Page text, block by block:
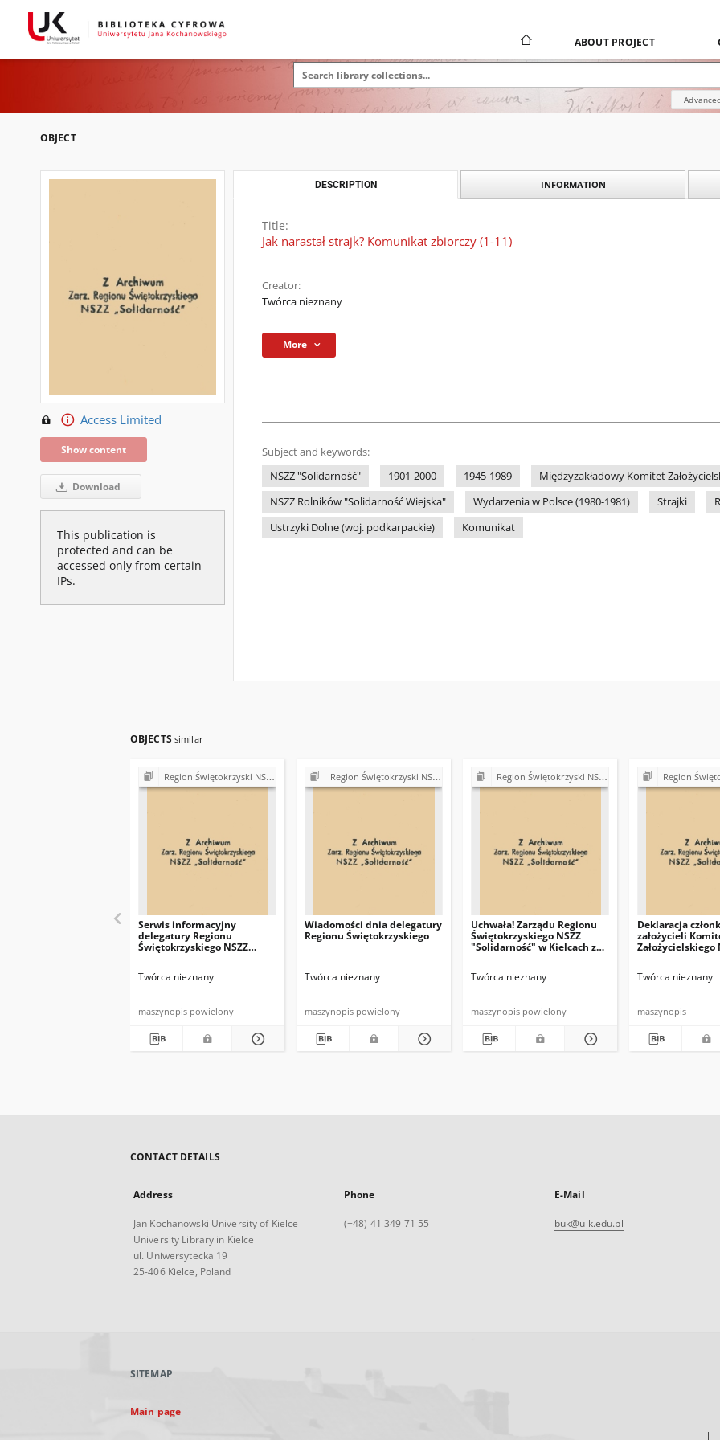
ABOUT PROJECT
OBJECT
Access Limited
Show content
Download
This publication is
protected and can be
accessed only from certain
IPs.
DESCRIPTION INFORMATION
Title:
Jak narastał strajk? Komunikat zbiorczy (1-11)
Creator:
Twórca nieznany
More
Subject and keywords:
NSZZ "Solidarność"
1901-2000 1945-1989
Międzyzakładowy Komitet
NSZZ Rolników "Solidarność Wiejska"
Wydarzenia w Polsce (1980-1981) Strajki
Ustrzyki Dolne (woj. podkarpackie)
Komunikat
OBJECTS similar
Region Świętokrzyski NSZZ "Solidarność". Delegatura Starachowice
Serwis informacyjny
delegatury Regionu
Świętokrzyskiego NSZZ
Twórca nieznany
maszynopis powielony
Region Świętokrzyski NSZZ "Solidarność". Delegatura Starachowice
Wiadomości dnia delegatury
Regionu Świętokrzyskiego
Twórca nieznany
maszynopis powielony
Region Świętokrzyski NSZZ "Solidarność". Delegatura Starachowice
Uchwała! Zarządu Regionu
Świętokrzyskiego NSZZ
"Solidarność" w Kielcach z
Twórca nieznany
maszynopis powielony
Region Świętokrzyski NSZZ
Deklaracja
założycieli
Założycielskiego
Twórca nieznany
maszynopis
CONTACT DETAILS
Address
Jan Kochanowski University of Kielce
University Library in Kielce
ul. Uniwersytecka 19
25-406 Kielce, Poland
Phone
(+48) 41 349 71 55
E-Mail
buk@ujk.edu.pl
SITEMAP
Main page